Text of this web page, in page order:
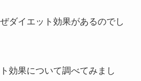
ダイエット効果があるのでし
効果について調べてみまし